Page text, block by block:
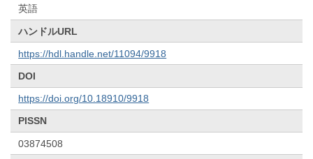
英語
ハンドルURL
https://hdl.handle.net/11094/9918
DOI
https://doi.org/10.18910/9918
PISSN
03874508